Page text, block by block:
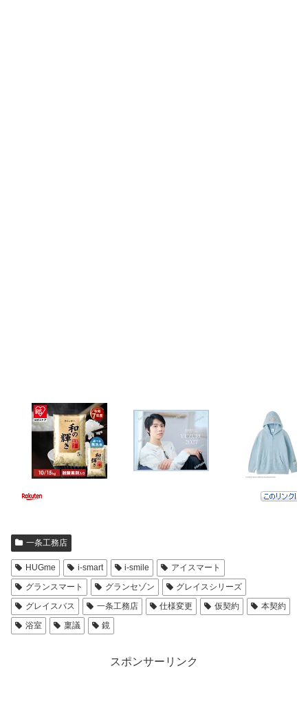
一条工務店
HUGme i-smart i-smile
アイスマート
グランスマート
グランセゾン
グレイスシリーズ
グレイスバス
一条工務店 仕様変更 仮契約
本契約
浴室
稟議 鏡
スポンサーリンク